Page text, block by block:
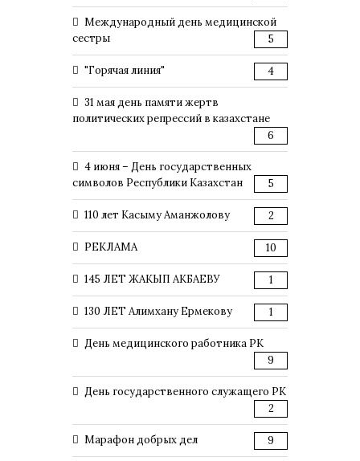
Международный день медицинской
сестры
5
"Горячая линия" 4
31 мая день памяти жертв
политических репрессий в казахстане
6
4 июня – День государственных
символов Республики Казахстан
5
110 лет Касыму Аманжолову 2
РЕКЛАМА 10
145 ЛЕТ ЖАКЫП АКБАЕВУ 1
130 ЛЕТ Алимхану Ермекову 1
День медицинского работника РК
9
День государственного служащего РК
2
Марафон добрых дел 9